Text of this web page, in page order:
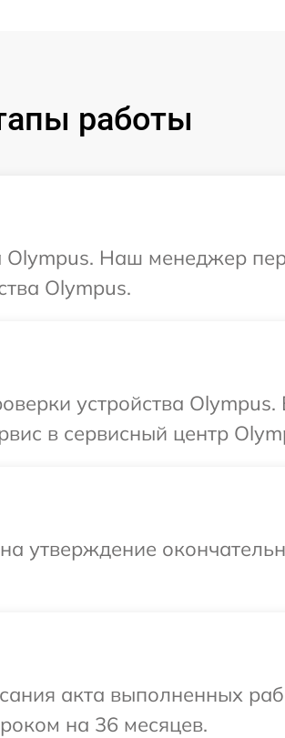
работы
Olympus. Наш менеджер
Olympus.
устройства Olympus.
в сервисный центр
утверждение
акта выполненных
на 36 месяцев.